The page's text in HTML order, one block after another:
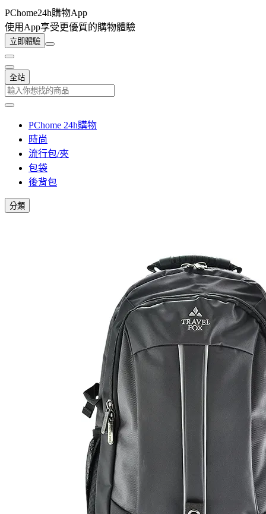
PChome24h購物App
使用App享受更優質的購物體驗
立即體驗
全站
PChome 24h購物
時尚
流行包/夾
包袋
後背包
分類